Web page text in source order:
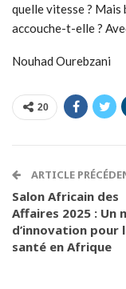
quelle vitesse ? Mais
accouche-t-elle ?
Nouhad Ourebzani
20
ARTICLE
Salon Africain des
Affaires 2025 : Un
d’innovation pour
santé en Afrique